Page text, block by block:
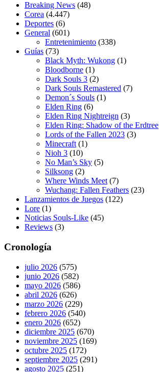
Breaking News (48)
Corea (4.447)
Deportes (6)
General (601)
Entretenimiento (338)
Guías (73)
Black Myth: Wukong (1)
Bloodborne (1)
Dark Souls 3 (2)
Dark Souls Remastered (7)
Demon´s Souls (1)
Elden Ring (6)
Elden Ring Nightreign (3)
Elden Ring: Shadow of the Erdtree
Lords of the Fallen 2023 (3)
Minecraft (1)
Nioh 3 (10)
No Man’s Sky (5)
Silksong (2)
Where Winds Meet (7)
Wuchang: Fallen Feathers (23)
Lanzamientos de Juegos (122)
Lore (1)
Noticias Souls-Like (45)
Reviews (3)
Cronología
julio 2026 (575)
junio 2026 (582)
mayo 2026 (586)
abril 2026 (626)
marzo 2026 (229)
febrero 2026 (540)
enero 2026 (652)
diciembre 2025 (670)
noviembre 2025 (169)
octubre 2025 (172)
septiembre 2025 (291)
agosto 2025 (251)